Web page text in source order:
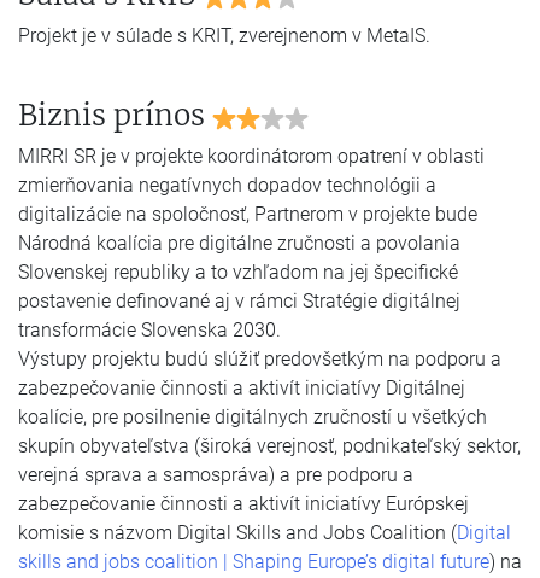
Projekt je v súlade s KRIT, zverejnenom v MetaIS.
Biznis prínos
MIRRI SR je v projekte koordinátorom opatrení v oblasti
zmierňovania negatívnych dopadov technológii a
digitalizácie na spoločnosť, Partnerom v projekte bude
Národná koalícia pre digitálne zručnosti a povolania
Slovenskej republiky a to vzhľadom na jej špecifické
postavenie definované aj v rámci Stratégie digitálnej
transformácie Slovenska 2030.
Výstupy projektu budú slúžiť predovšetkým na podporu a
zabezpečovanie činnosti a aktivít iniciatívy Digitálnej
koalície, pre posilnenie digitálnych zručností u všetkých
skupín obyvateľstva (široká verejnosť, podnikateľský sektor,
verejná sprava a samospráva) a pre podporu a
zabezpečovanie činnosti a aktivít iniciatívy Európskej
komisie s názvom Digital Skills and Jobs Coalition (Digital
skills and jobs coalition | Shaping Europe’s digital future) na